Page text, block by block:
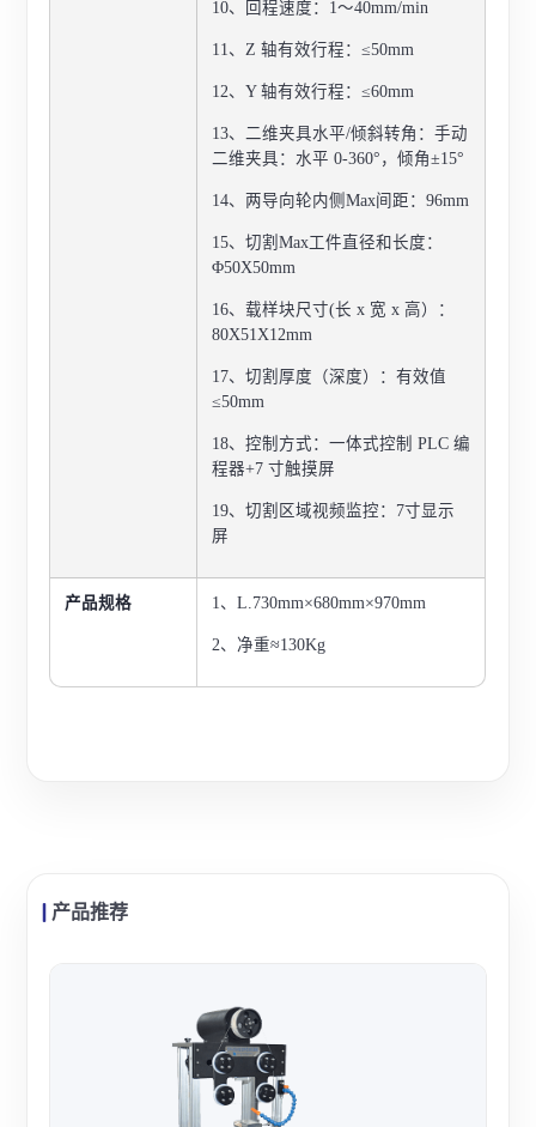
10、回程速度：1～40mm/min
11、Z 轴有效行程：≤50mm
12、Y 轴有效行程：≤60mm
13、二维夹具水平/倾斜转角：手动
二维夹具：水平 0-360°，倾角±15°
14、两导向轮内侧Max间距：96mm
15、切割Max工件直径和长度：
Φ50X50mm
16、载样块尺寸(长 x 宽 x 高）：
80X51X12mm
17、切割厚度（深度）：有效值
≤50mm
18、控制方式：一体式控制 PLC 编
程器+7 寸触摸屏
19、切割区域视频监控：7寸显示
屏
产品规格 1 、L .730mm×680mm×970mm
2、净重≈130Kg
产品推荐